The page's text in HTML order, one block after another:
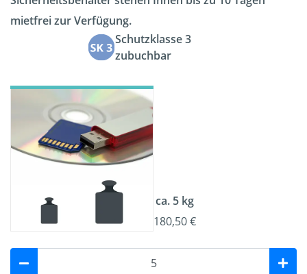
mietfrei zur Verfügung.
Schutzklasse 3
zubuchbar
ca. 5 kg
180,50 €